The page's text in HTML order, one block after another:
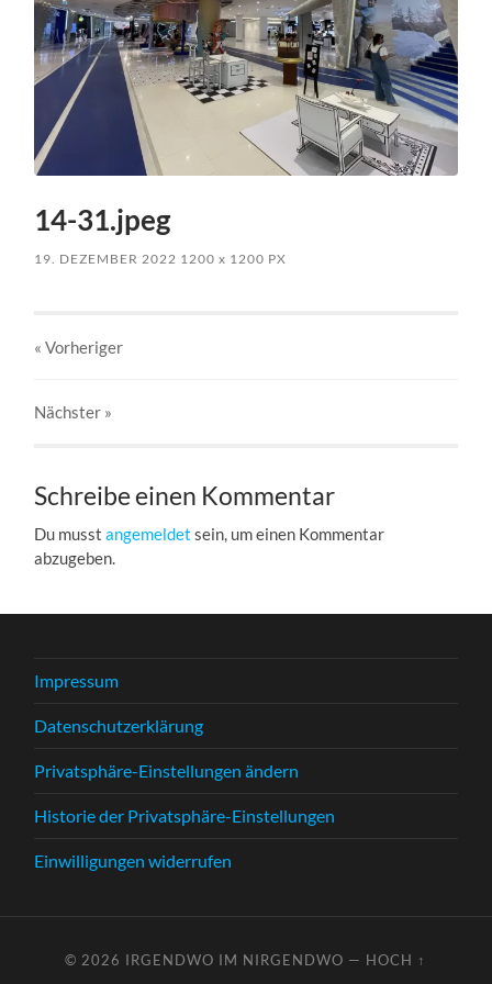
14-31.jpeg
19. DEZEMBER 2022 1200x 1200 PX
« Vorheriger
Nächster »
Schreibe einen Kommentar
Du musstangemeldet sein, um einen Kommentar
abzugeben.
Impressum
Datenschutzerklärung
Privatsphäre-Einstellungen ändern
Historie der Privatsphäre-Einstellungen
Einwilligungen widerrufen
© 2026 IRGENDWO IM NIRGENDWO — HOCH ↑